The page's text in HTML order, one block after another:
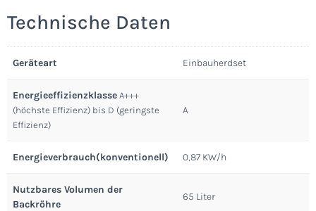
Technische Daten
Geräteart Einbauherdset
Energieeffizienzklasse A+++
(höchste Effizienz) bis D (geringste
Effizienz)
A
Energieverbrauch(konventionell) 0,87 KW/h
Nutzbares Volumen der
Backröhre
65 Liter